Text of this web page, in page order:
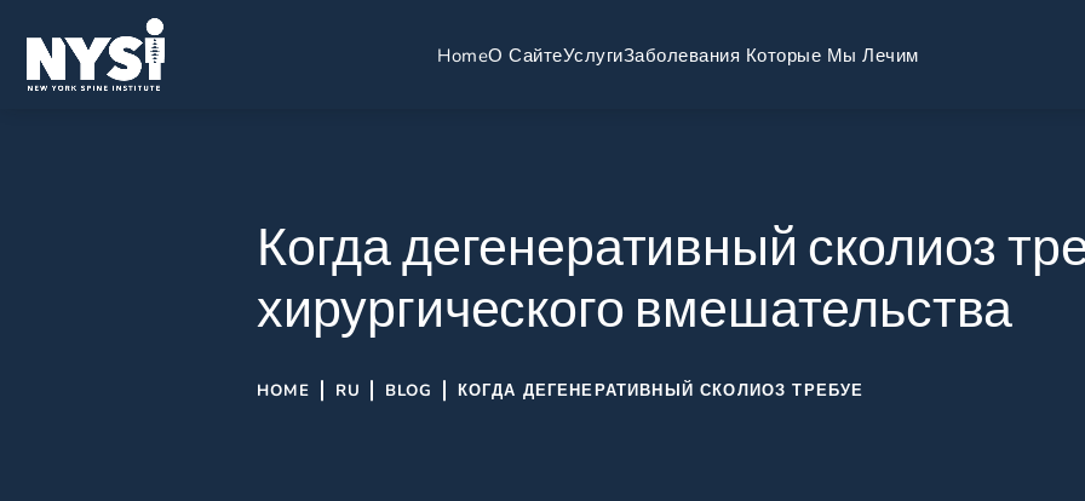
HomeО СайтеУслугиЗаболевания Которые Мы Лечим
Когда дегенеративный сколиоз
хирургического вмешательства
HOME RU BLOG КОГДА ДЕГЕНЕРАТИВНЫЙ СКОЛИОЗ ТРЕБУЕ